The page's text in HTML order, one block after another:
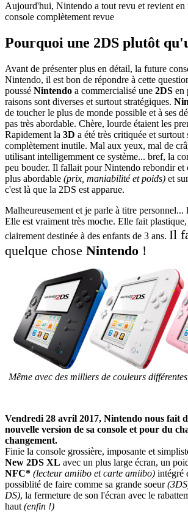
Aujourd'hui, Nintendo a tout revu et revient en
console complètement revue
Pourquoi une 2DS plutôt
Avant de présenter plus en détail, la future
Nintendo, il est bon de répondre à cette
poussé Nintendo a commercialisé une 2DS en
raisons sont diverses et surtout stratégiques.
de toucher le plus de monde possible et à ses
pas très abordable. Chère, lourde étaient les
Rapidement la 3D a été très critiquée et surtout
complètement inutile. Mal aux yeux, mal de
utilisant intelligemment ce système... bref, la
peu bouder. Il fallait pour Nintendo rebondir et
plus abordable (prix, maniabilité et poids) et
c'est là que la 2DS est apparue.
Malheureusement et je parle à titre personnel...
Elle est vraiment très moche. Elle fait plastique,
clairement destinée à des enfants de 3 ans. Il
quelque chose Nintendo !
Même avec des milliers de couleurs
Vendredi 28 avril 2017, Nintendo nous fait
nouvelle version de sa console et pour du
changement.
Finie la console grossière, imposante et
New 2DS XL avec un plus large écran, un
NFC* (lecteur amiibo et carte amiibo) intégré
possiblité de faire comme sa grande soeur
DS), la fermeture de son l'écran avec le
haut (enfin !)